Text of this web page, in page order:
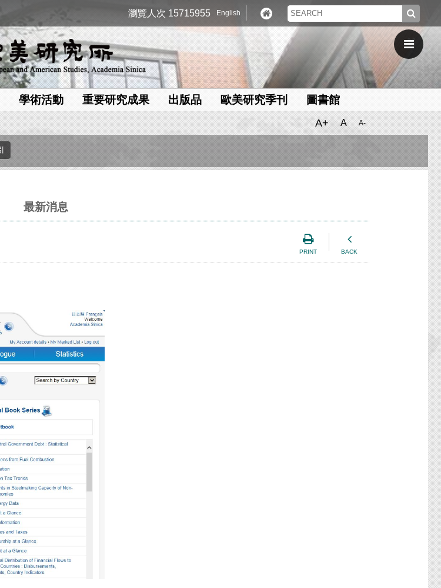
瀏覽人次 15715955 English
學術活動 重要研究成果 出版品 歐美研究季刊 圖書館
A+ A A-
最新消息
PRINT BACK